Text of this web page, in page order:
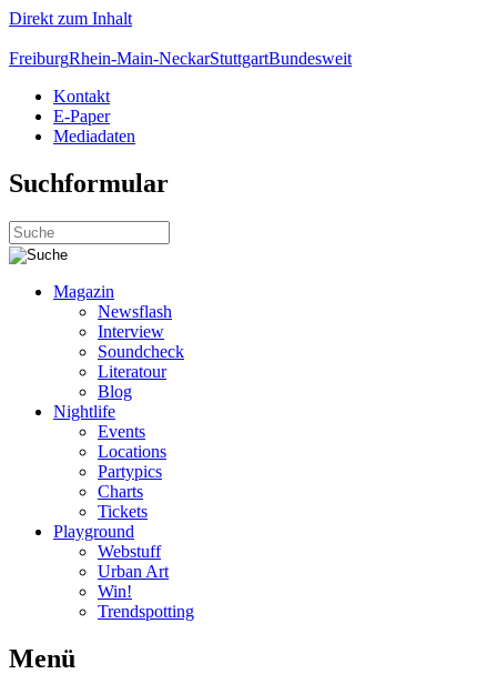
Direkt zum Inhalt
FreiburgRhein-Main-NeckarStuttgartBundesweit
Kontakt
E-Paper
Mediadaten
Suchformular
Magazin
Newsflash
Interview
Soundcheck
Literatour
Blog
Nightlife
Events
Locations
Partypics
Charts
Tickets
Playground
Webstuff
Urban Art
Win!
Trendspotting
Menü